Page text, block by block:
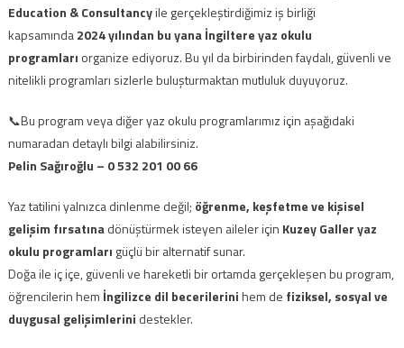
Education & Consultancyile gerçekleştirdiğimiz iş birliği
kapsamında2024 yılından bu yana İngiltere yaz okulu
programları organize ediyoruz. Bu yıl da birbirinden faydalı, güvenli ve
nitelikli programları sizlerle buluşturmaktan mutluluk duyuyoruz.
📞Bu program veya diğer yaz okulu programlarımız için aşağıdaki
numaradan detaylı bilgi alabilirsiniz.
Pelin Sağıroğlu – 0 532 201 00 66
Yaz tatilini yalnızca dinlenme değil; öğrenme, keşfetme ve kişisel
gelişim fırsatınadönüştürmek isteyen aileler için Kuzey Galler yaz
okulu programları güçlü bir alternatif sunar.
Doğa ile iç içe, güvenli ve hareketli bir ortamda gerçekleşen bu program,
öğrencilerin hem İngilizce dil becerilerinihem de fiziksel, sosyal ve
duygusal gelişimlerini destekler.